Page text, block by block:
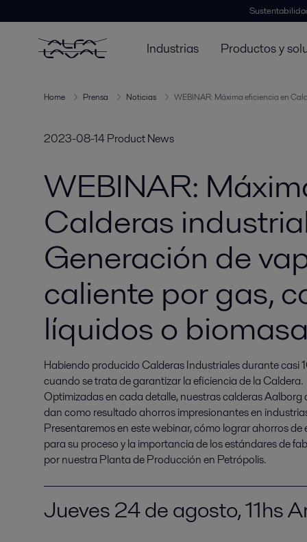
Industrias Productos y
Home Prensa Noticias WEBINAR: Máxima eficiencia en
2023-08-14Product News
WEBINAR:
Calderas
Generación de
caliente por gas,
líquidos o
Habiendo producido Calderas Industriales durante casi
cuando se trata de garantizar la eficiencia de la Caldera.
Optimizadas en cada detalle, nuestras calderas
dan como resultado ahorros impresionantes en
Presentaremos en este webinar, cómo lograr ahorros
para su proceso y la importancia de los estándares de
por nuestra Planta de Producción en Petrópolis.
Jueves 24 de agosto, 11hs